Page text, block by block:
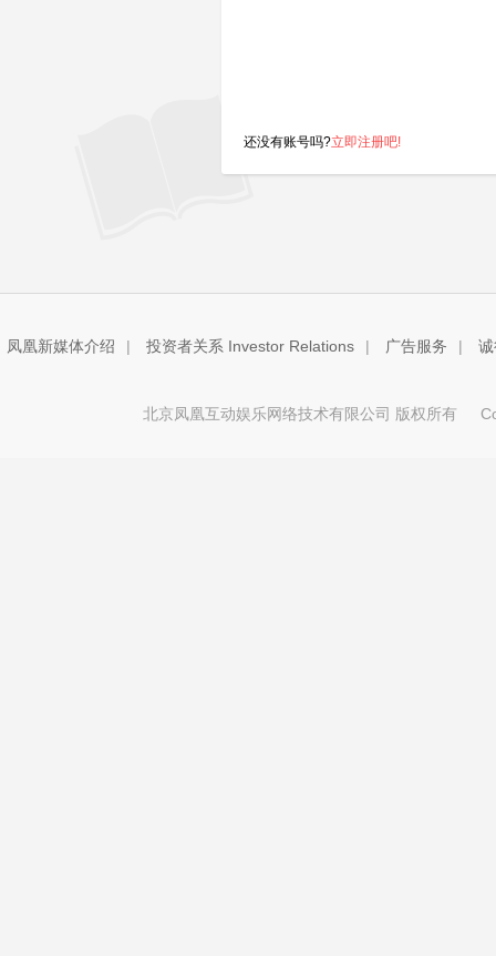
还没有账号吗?立即注册吧!
凤凰新媒体介绍 | 投资者关系 Investor Relations | 广告服务 |
北京凤凰互动娱乐网络技术有限公司 版权所有